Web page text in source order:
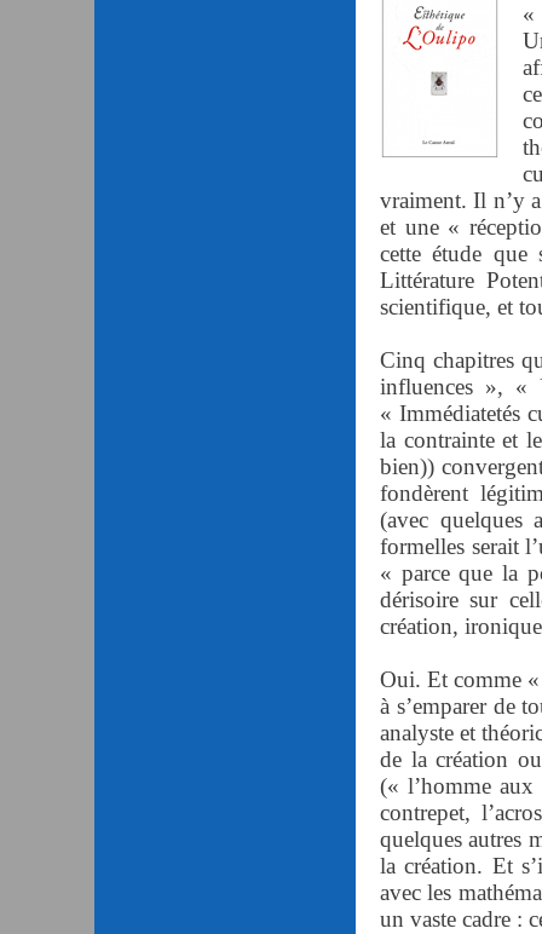
«
vraiment. Il n’y
et une «
cette étude que
Littérature
scientifique, et
Cinq chapitres
influences », «
« Immédiatetés
la contrainte et
bien))
fondèrent
(avec quelques
formelles serait
« parce que la
dérisoire sur
création,
Oui. Et comme «
à s’emparer de
analyste et
de la création
(« l’homme aux
contrepet,
quelques autres
la création. Et
avec les
un vaste cadre :